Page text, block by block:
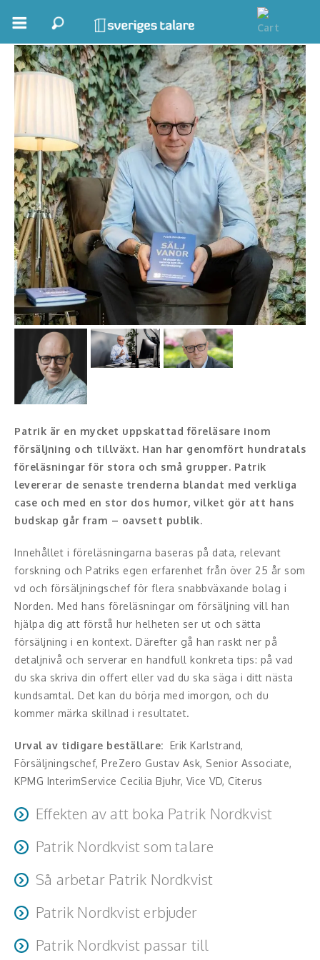
Boka ett möte
Samhällsnytta
Inspirerande Föreläsare
Personlig utveckling, målsättning
Life Stories & Trivsel
Keynote
Moderator, konferencier
Moderator
Konferencier
Workshopledare, facilitator
Underhållning och event
Ljus och belysning
Komiker
Konst
Middagsunderhållning
Musiker
Something a Little Different
Underhållning
Affärsnytta
Effektivitet, framgång
Framtid, trender
Försäljning, marknadsföring, service,
organisationsutveckling
Patrik Nordkvist
Patrik är en mycket uppskattad föreläsare inom
försäljning och tillväxt. Han har genomfört hundratals
föreläsningar för stora och små grupper. Patrik
levererar de senaste trenderna blandat med verkliga
case och med en stor dos humor, vilket gör att hans
budskap går fram – oavsett publik.
Innehållet i föreläsningarna baseras på data, relevant
forskning och Patriks egen erfarenhet från över 25 år som
vd och försäljningschef för flera snabbväxande bolag i
Norden. Med hans föreläsningar om försäljning vill han
hjälpa dig att förstå hur helheten ser ut och sätta
försäljning i en kontext. Därefter gå han raskt ner på
detaljnivå och serverar en handfull konkreta tips: på vad
du ska skriva din offert eller vad du ska säga i ditt nästa
kundsamtal. Det kan du börja med imorgon, och du
kommer märka skillnad i resultatet.
Urval av tidigare beställare:
Erik Karlstrand,
Försäljningschef, PreZero Gustav Ask, Senior Associate,
KPMG InterimService Cecilia Bjuhr, Vice VD, Citerus
Effekten av att boka Patrik Nordkvist
Åhörarna får inspiration och konkreta råd för
Patrik Nordkvist som talare
Föreläsningen anpassas utifrån era specifika behov och
förutsättningar. Nedan ser ni exempel på teman för
föreläsningar om försäljning. Kontakta oss gärna om ni
försäljning och tillväxt.
Så arbetar Patrik Nordkvist
Patrik varvar relevant forskning med storytelling och
levererar mycket kunskap och praktiska tips på kort tid.
Patrik Nordkvist erbjuder
Föreläsning
Träning och utbildning
Patrik Nordkvist passar till